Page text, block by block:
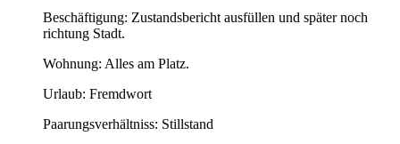
Beschäftigung: Zustandsbericht ausfüllen und später noch
richtung Stadt.
Wohnung: Alles am Platz.
Urlaub: Fremdwort
Paarungsverhältniss: Stillstand